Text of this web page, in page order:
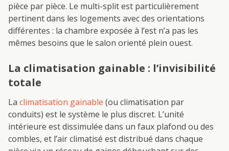
pièce par pièce. Le multi-split est particulièrement
pertinent dans les logements avec des orientations
différentes : la chambre exposée à l’est n’a pas les
mêmes besoins que le salon orienté plein ouest.
La climatisation gainable : l’invisibilité
totale
La climatisation gainable (ou climatisation par
conduits) est le système le plus discret. L’unité
intérieure est dissimulée dans un faux plafond ou des
combles, et l’air climatisé est distribué dans chaque